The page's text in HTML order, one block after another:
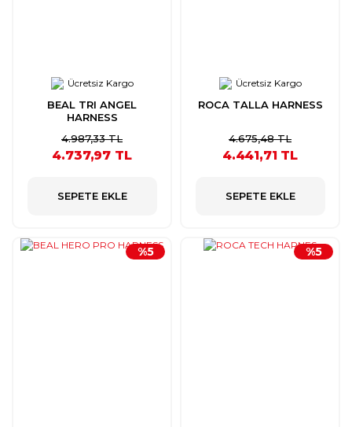
Ücretsiz Kargo
BEAL TRI ANGEL
HARNESS
4.987,33 TL
4.737,97 TL
SEPETE EKLE
Ücretsiz Kargo
ROCA TALLA HARNESS
4.675,48 TL
4.441,71 TL
SEPETE EKLE
%5 %5